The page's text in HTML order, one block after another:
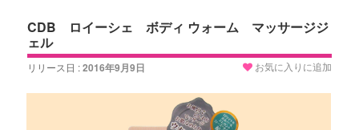
テ
ン
ン
ツ
ビ
ゲ
ー
シ
ョ
CDB ロイーシェ ボディ ウォーム マッサージジ
ェル
リリース日 :2016年9月9日 お気に入りに追加